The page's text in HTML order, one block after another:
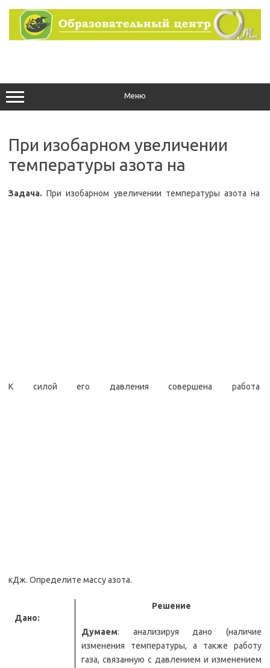
содержимому
Меню
При изобарном увеличении
температуры азота на
Задача.При изобарном увеличении температуры азота на
К силой его давления совершена работа
кДж. Определите массу азота.
Дано:
Решение
Думаем: анализируя дано (наличие
изменения температуры, а также работу
газа, связанную с давлением и изменением